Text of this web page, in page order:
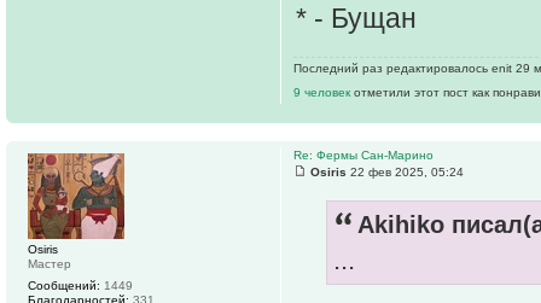
* - Бущан
Последний раз редактировалось enit 29
9 человек отметили этот пост как
Re: Фермы Сан-Марино
Osiris 22 фев 2025, 05:24
Akihiko
...
Osiris
Мастер
Сообщений: 1449
Благодарностей: 331